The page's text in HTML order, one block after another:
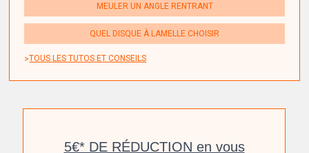
MEULER UN ANGLE RENTRANT
QUEL DISQUE À LAMELLE CHOISIR
TOUS LES TUTOS ET CONSEILS